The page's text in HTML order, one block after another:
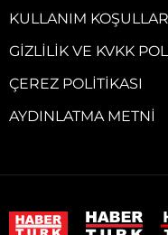
KULLANIM
GIZLILIK VE KVKK
ÇEREZ POLITIKASI
AYDINLATMA METNI